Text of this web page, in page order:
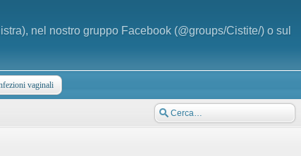
nel nostro gruppo Facebook (@groups/Cistite/) o sul
vaginali